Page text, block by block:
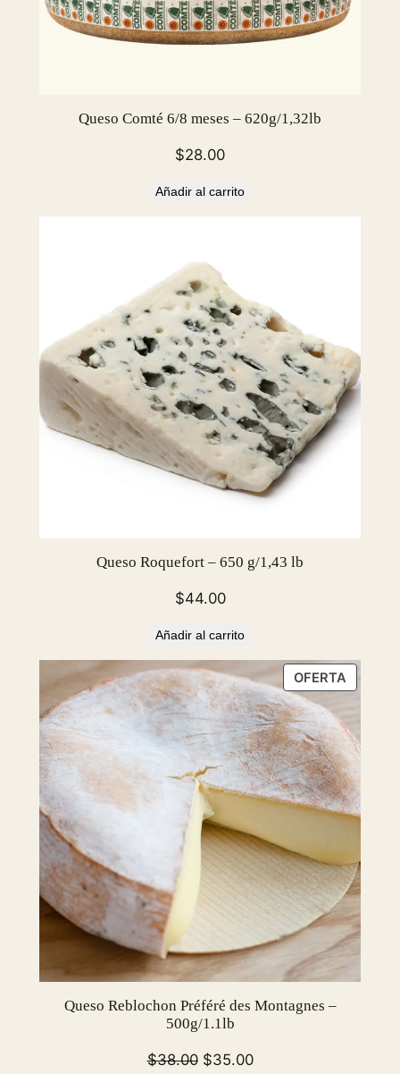
Queso Comté 6/8 meses – 620g/1,32lb
$28.00
Añadir al carrito
Queso Roquefort – 650 g/1,43 lb
$44.00
Añadir al carrito
OFERTA
EN
Queso Reblochon Préféré des Montagnes –
500g/1.1lb
$38.00 El
$35.00El